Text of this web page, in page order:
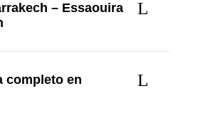
– Essaouira
completo en